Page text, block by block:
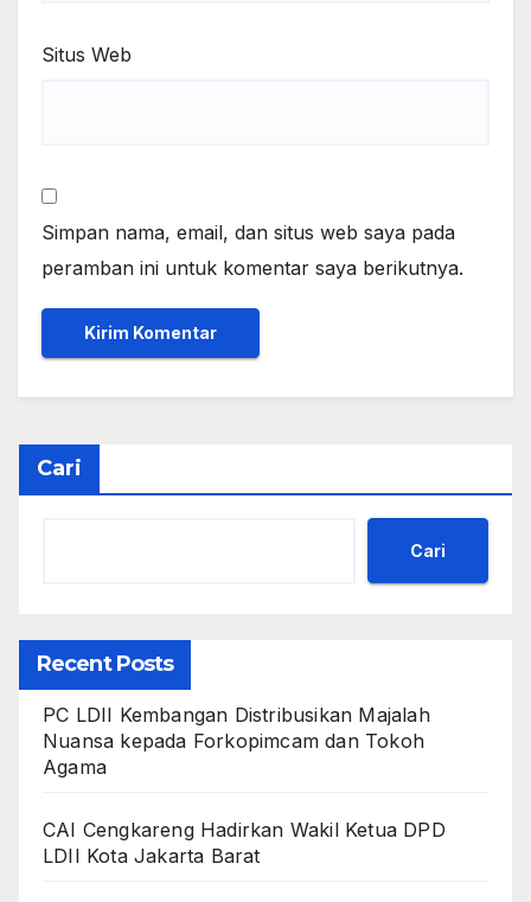
Situs Web
Simpan nama, email, dan situs web saya pada
peramban ini untuk komentar saya berikutnya.
Cari
Cari
Recent Posts
PC LDII Kembangan Distribusikan Majalah
Nuansa kepada Forkopimcam dan Tokoh
Agama
CAI Cengkareng Hadirkan Wakil Ketua DPD
LDII Kota Jakarta Barat